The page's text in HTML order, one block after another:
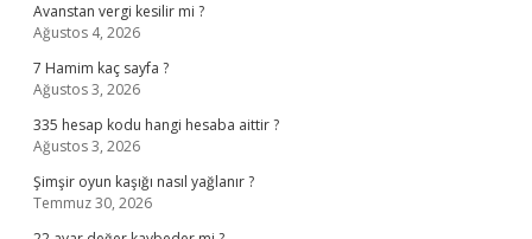
Avanstan vergi kesilir mi ?
Ağustos 4, 2026
7 Hamim kaç sayfa ?
Ağustos 3, 2026
335 hesap kodu hangi hesaba aittir ?
Ağustos 3, 2026
Şimşir oyun kaşığı nasıl yağlanır ?
Temmuz 30, 2026